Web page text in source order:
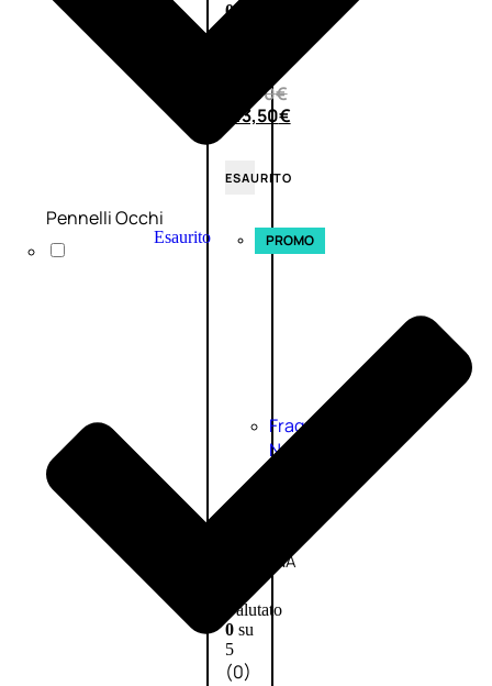
0su
58,00€
43,50€
ESAURITO
Esaurito PROMO
Fragranze
Nature
VERBENA
Valutato
0su
5
(0)
Pennelli Occhi